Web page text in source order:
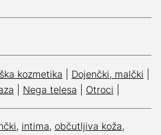
kozmetika Dojenčki, malčki
Nega telesa Otroci
, intima, občutljiva koža,